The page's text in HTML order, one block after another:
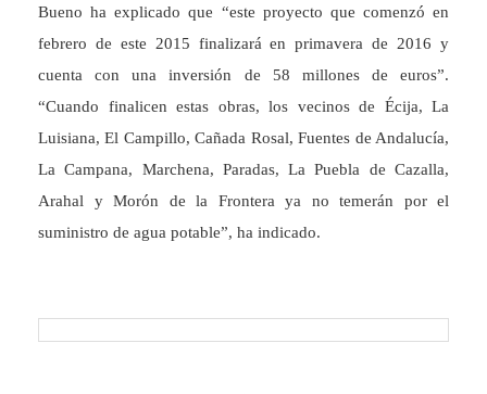
Bueno ha explicado que “este proyecto que comenzó en
febrero de este 2015 finalizará en primavera de 2016 y
cuenta con una inversión de 58 millones de euros”.
“Cuando finalicen estas obras, los vecinos de Écija, La
Luisiana, El Campillo, Cañada Rosal, Fuentes de Andalucía,
La Campana, Marchena, Paradas, La Puebla de Cazalla,
Arahal y Morón de la Frontera ya no temerán por el
suministro de agua potable”, ha indicado.